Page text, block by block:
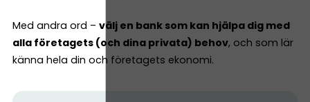
Med andra ord – välj en bank som kan hjälpa dig med
alla företagets (och dina privata) behov, och som lär
känna hela din och företagets ekonomi.